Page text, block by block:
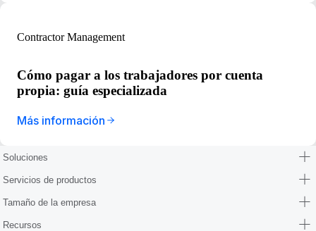
Contractor Management
Cómo pagar a los trabajadores por cuenta
propia: guía especializada
Más información
Soluciones
Servicios de productos
Tamaño de la empresa
Recursos